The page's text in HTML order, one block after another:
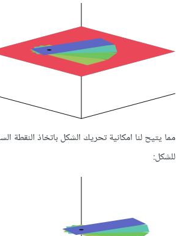
مما يتيح لنا امكانية تحريك الشكل باتخاذ النقطة
للشكل: